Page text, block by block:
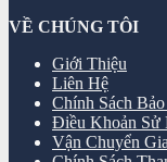
VỀ CHÚNG TÔI
Giới Thiệu
Liên Hệ
Chính Sách
Điều Khoản Sử
Vận Chuyển